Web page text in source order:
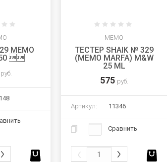
MEMO
50 
руб.
MEMO
ТЕСТЕР SHAIK № 329
(MEMO MARFA) M&W
25 ML
575 руб.
Артикул: 11346
Сравнить